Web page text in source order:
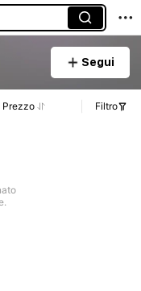
Segui
Prezzo Filtro